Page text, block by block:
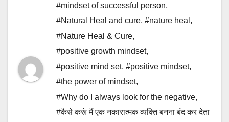
#mindset of successful person,
#Natural Heal and cure, #nature heal ,
#Nature Heal & Cure,
#positive growth mindset,
#positive mind set, #positive mindset,
#the power of mindset,
#Why do I always look for the negative,
#कैसे करूं मैं एक नकारात्मक व्यक्ति बनना बंद कर देता